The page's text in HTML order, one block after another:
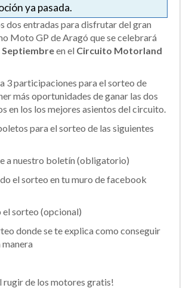
ya pasada.
dos entradas para disfrutar del gran
Moto GP de Aragó que se celebrará
Septiembreen el Circuito Motorland
3 participaciones para el sorteo de
más oportunidades de ganar las dos
en los los mejores asientos del circuito.
para el sorteo de las siguientes
a nuestro boletín (obligatorio)
el sorteo en tu muro de facebook
sorteo (opcional)
donde se te explica como conseguir
de los motores gratis!